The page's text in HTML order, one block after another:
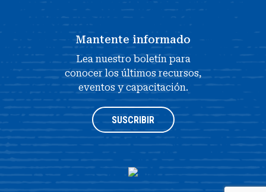
Mantente informado
Lea nuestro boletín para
conocer los últimos recursos,
eventos y capacitación.
SUSCRIBIR